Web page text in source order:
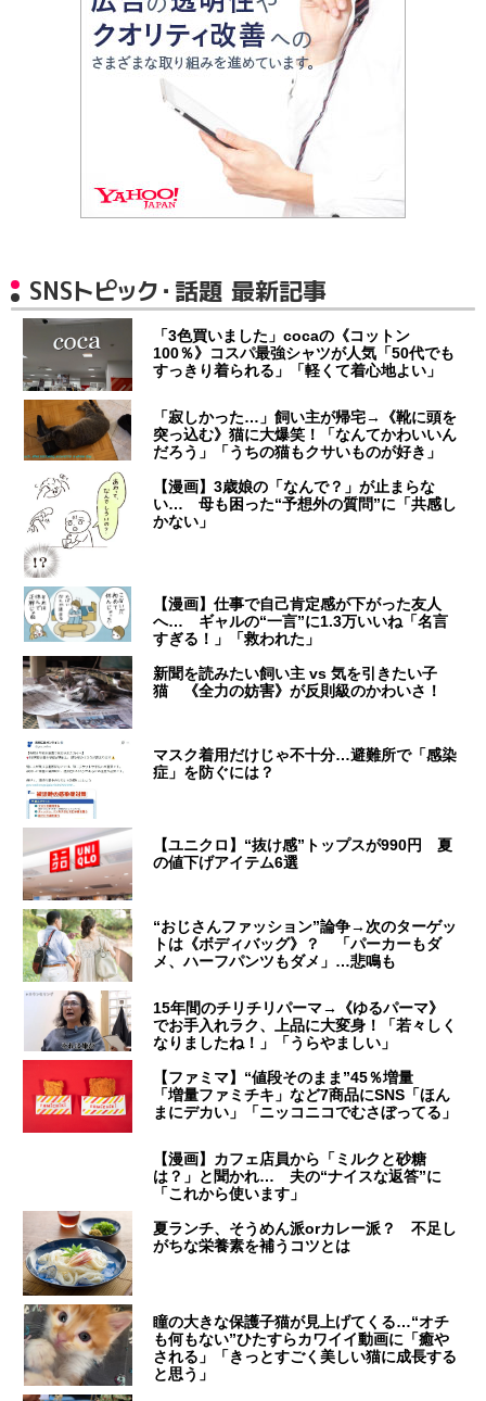
SNSトピック・話題 最新記事
「3色買いました」cocaの《コットン
100％》コスパ最強シャツが人気「50代でも
すっきり着られる」「軽くて着心地よい」
「寂しかった…」飼い主が帰宅→《靴に頭を
突っ込む》猫に大爆笑！「なんてかわいいん
だろう」「うちの猫もクサいものが好き」
【漫画】3歳娘の「なんで？」が止まらな
い… 母も困った“予想外の質問”に「共感し
かない」
【漫画】仕事で自己肯定感が下がった友人
へ… ギャルの“一言”に1.3万いいね「名言
すぎる！」「救われた」
新聞を読みたい飼い主 vs 気を引きたい子
猫 《全力の妨害》が反則級のかわいさ！
マスク着用だけじゃ不十分…避難所で「感染
症」を防ぐには？
【ユニクロ】“抜け感”トップスが990円 夏
の値下げアイテム6選
“おじさんファッション”論争→次のターゲッ
トは《ボディバッグ》？ 「パーカーもダ
メ、ハーフパンツもダメ」…悲鳴も
15年間のチリチリパーマ→《ゆるパーマ》
でお手入れラク、上品に大変身！「若々しく
なりましたね！」「うらやましい」
【ファミマ】“値段そのまま”45％増量
「増量ファミチキ」など7商品にSNS「ほん
まにデカい」「ニッコニコでむさぼってる」
【漫画】カフェ店員から「ミルクと砂糖
は？」と聞かれ… 夫の“ナイスな返答”に
「これから使います」
夏ランチ、そうめん派orカレー派？ 不足し
がちな栄養素を補うコツとは
瞳の大きな保護子猫が見上げてくる…“オチ
も何もない”ひたすらカワイイ動画に「癒や
される」「きっとすごく美しい猫に成長する
と思う」